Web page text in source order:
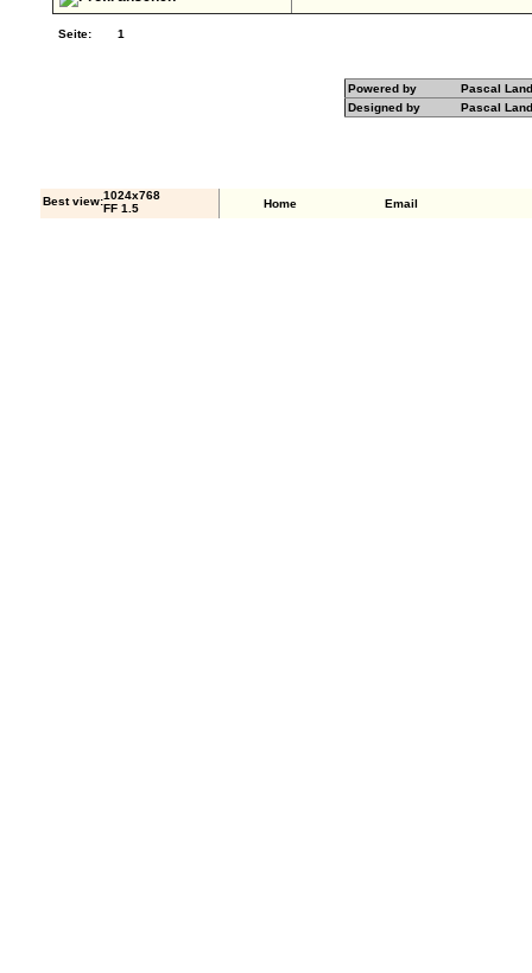
Seite: 1
Powered by
Pascal
Designed by
Pascal
Best view:1024x768
FF 1.5
Home Email